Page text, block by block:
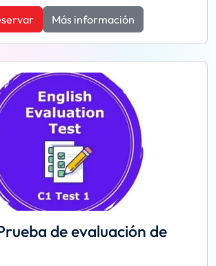
Más información
de evaluación de